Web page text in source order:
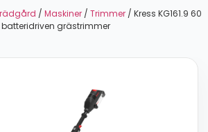
/ Maskiner / Trimmer / Kress KG161.9 60
batteridriven grästrimmer